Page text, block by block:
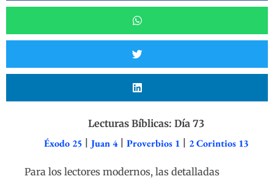
Lecturas Bíblicas: Día 73
Éxodo 25 Juan 4| Proverbios 1 2 Corintios 13
Para los lectores modernos, las detalladas